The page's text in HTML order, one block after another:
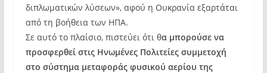
διπλωματικών λύσεων», αφού η Ουκρανία εξαρτάται
από τη βοήθεια των ΗΠΑ.
Σε αυτό το πλαίσιο, πιστεύει ότι θα μπορούσε να
προσφερθεί στις Ηνωμένες Πολιτείες συμμετοχή
στο σύστημα μεταφοράς φυσικού αερίου της